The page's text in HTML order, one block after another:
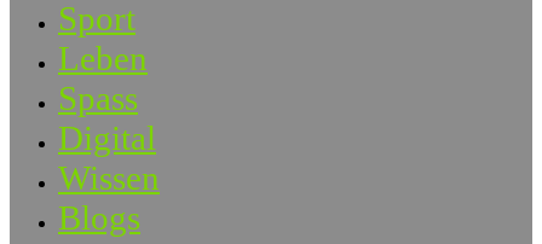
Sport
Leben
Spass
Digital
Wissen
Blogs